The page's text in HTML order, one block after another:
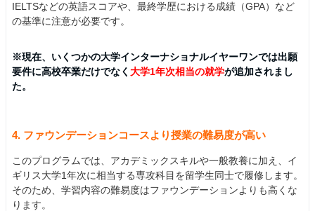
IELTSなどの英語スコアや、最終学歴における成績（GPA）など
の基準に注意が必要です。
※現在、いくつかの大学インターナショナルイヤーワンでは出願
要件に高校卒業だけでなく 大学1年次相当の就学が追加されまし
た。
4. ファウンデーションコースより授業の難易度が高い
このプログラムでは、アカデミックスキルや一般教養に加え、イ
ギリス大学1年次に相当する専攻科目を留学生同士で履修します。
そのため、学習内容の難易度はファウンデーションよりも高くな
ります。